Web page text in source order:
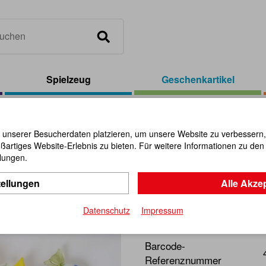
Spielzeug Geschenkartikel
Glas-
Artikel-Nr.:105592
Wunderschöne Effekte
Barcode-
Referenznummer
Besucherdaten platzieren, um unsere Website zu
Website-Erlebnis zu bieten. Für weitere Informationen zu
Alle
Datenschutz Impressum